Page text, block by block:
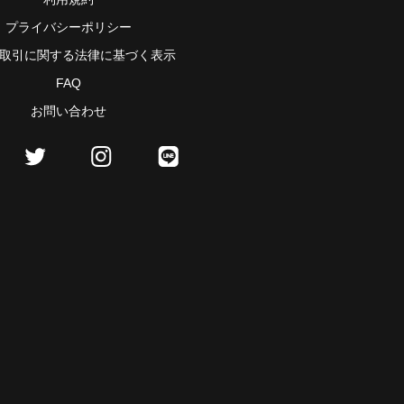
プライバシーポリシー
引に関する法律に基づく表示
FAQ
お問い合わせ